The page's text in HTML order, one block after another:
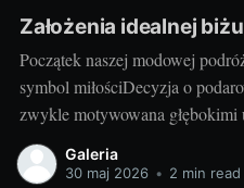
Założenia idealnej
Początek naszej modowej
symbol miłościDecyzja o
zwykle motywowana
biżuteria często pełni rolę
ale także wyraża nasze emocje
Galeria
30 maj 2026 • 2 min read